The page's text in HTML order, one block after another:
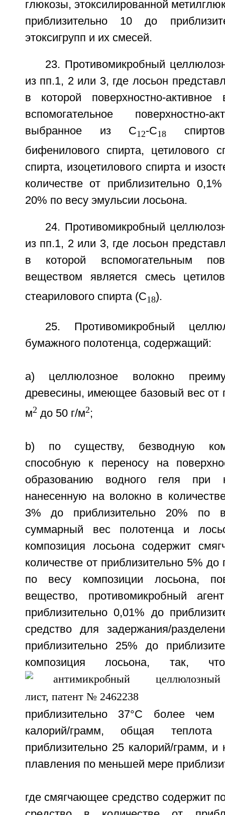
глюкозы, этоксилированной
приблизительно 10 до
этоксигрупп и их смесей.
23. Противомикробный
из пп.1, 2 или 3, где лосьон
в которой поверхностно-активное
вспомогательное поверхностно-
выбранное из C12-C18
бифенилового спирта, цетилового
спирта, изоцетилового спирта и
количестве от приблизительно
20% по весу эмульсии лосьона.
24. Противомикробный
из пп.1, 2 или 3, где лосьон
в которой вспомогательным
веществом является смесь
стеарилового спирта (C18).
25. Противомикробный
бумажного полотенца, содержащий:
a) целлюлозное волокно
древесины, имеющее базовый вес от
м2 до 50 г/м2;
b) по существу, безводную
способную к переносу на
образованию водного геля при
нанесенную на волокно в
3% до приблизительно 20% по
суммарный вес полотенца и
композиция лосьона содержит
количестве от приблизительно 5% до
по весу композиции лосьона,
вещество, противомикробный
приблизительно 0,01% до
средство для задержания/
приблизительно 25% до
композиция лосьона, так,
приблизительно 37°С более чем
калорий/грамм, общая
приблизительно 25 калорий/грамм, и
плавления по меньшей мере
где смягчающее средство содержит